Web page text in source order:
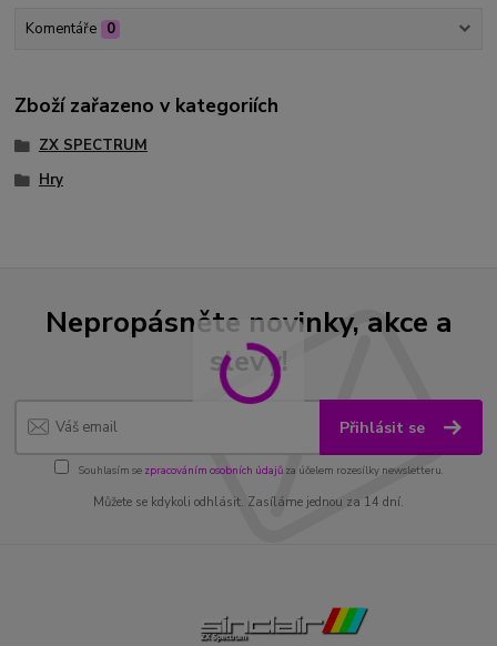
Komentáře 0
Zboží zařazeno v kategoriích
ZX SPECTRUM
Hry
Nepropásněte novinky, akce a
slevy!
Přihlásit se
Souhlasím se zpracováním osobních údajůza účelem rozesílky newsletteru.
Můžete se kdykoli odhlásit. Zasíláme jednou za 14 dní.